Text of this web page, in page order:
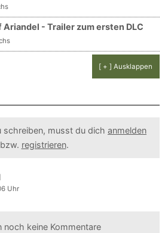
Ariandel - Trailer zum ersten DLC
[ + ] Ausklappen
schreiben, musst du dich anmelden
bzw. registrieren.
Uhr
noch keine Kommentare